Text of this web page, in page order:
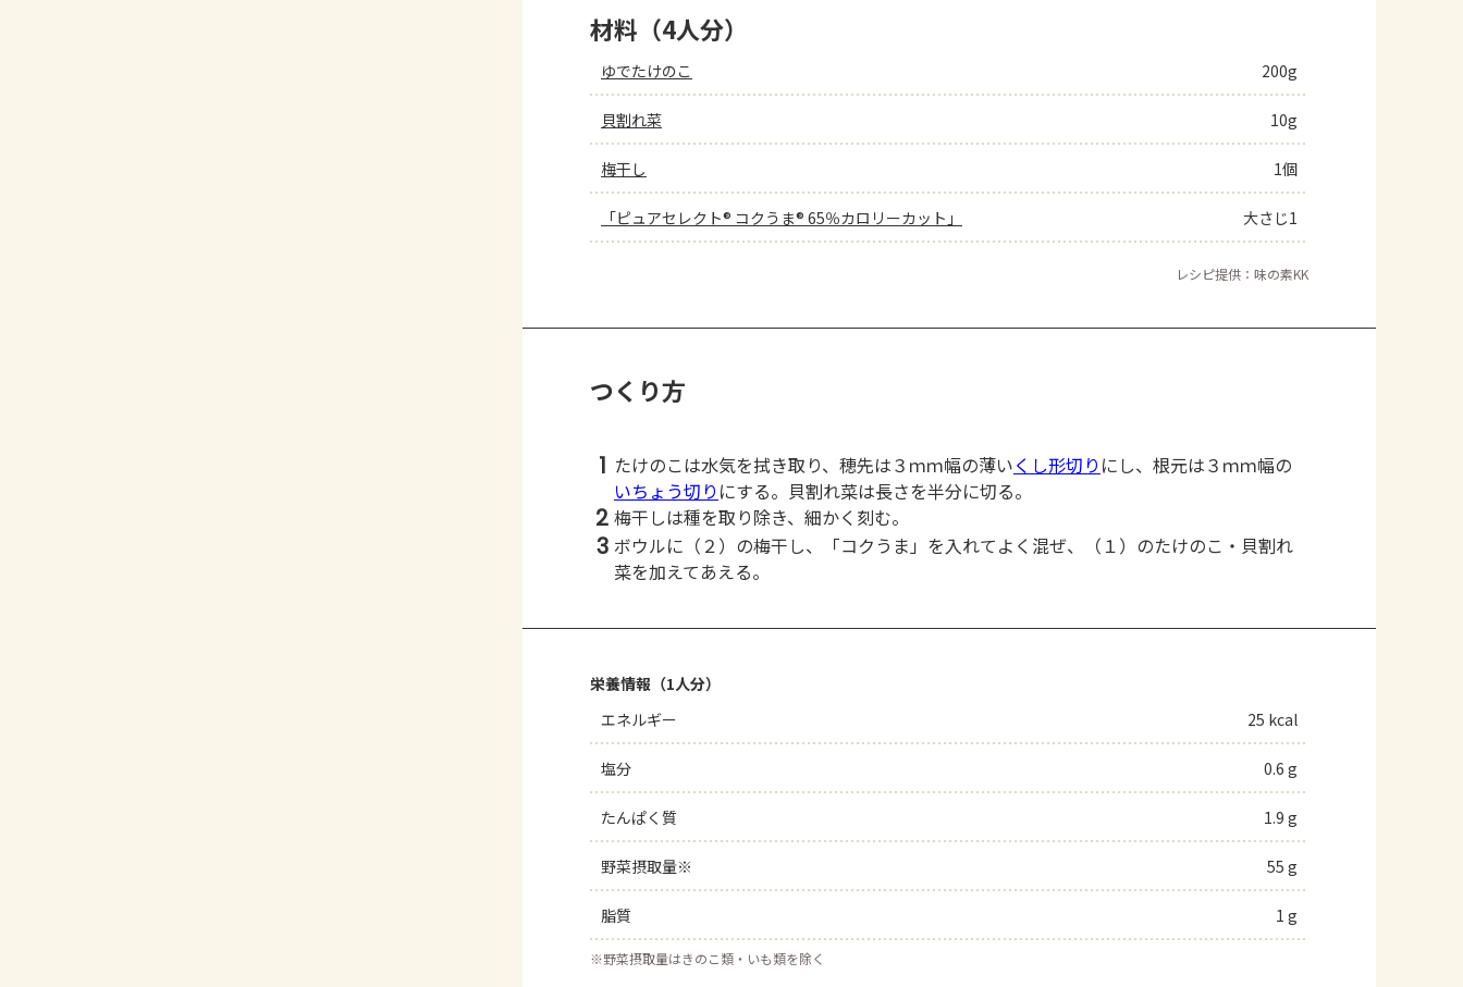
材料（4人分）
ゆでたけのこ 200g
貝割れ菜 10g
梅干し 1個
「ピュアセレクト® コクうま® 65％カロリーカット」 大さじ1
レシピ提供：味の素KK
つくり方
1 たけのこは水気を拭き取り、穂先は３ｍｍ幅の薄いくし形切り にし、根元は３ｍｍ幅の
いちょう切り にする。貝割れ菜は長さを半分に切る。
2 梅干しは種を取り除き、細かく刻む。
3 ボウルに（２）の梅干し、「コクうま」を入れてよく混ぜ、（１）のたけのこ・貝割れ
菜を加えてあえる。
栄養情報（1人分）
エネルギー
25 kcal
塩分 0.6 g
たんぱく質 1.9 g
野菜摂取量※ 55 g
脂質 1 g
※野菜摂取量はきのこ類・いも類を除く